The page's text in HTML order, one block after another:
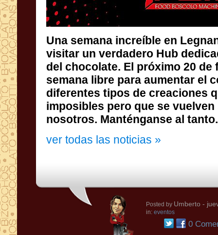
Una semana increíble en
visitar un verdadero Hub
del chocolate. El próximo 20 de
semana libre para aumentar
diferentes tipos de
imposibles pero que se
nosotros. Manténganse al
ver todas las noticias »
Posted by Umberto -
in: eventos
0